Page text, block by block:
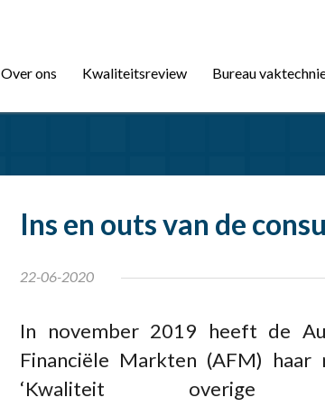
Over ons Kwaliteitsreview Bureau
Ins en outs van de
22-06-2020
In november 2019 heeft de
Financiële Markten (AFM) haar
‘Kwaliteit overige